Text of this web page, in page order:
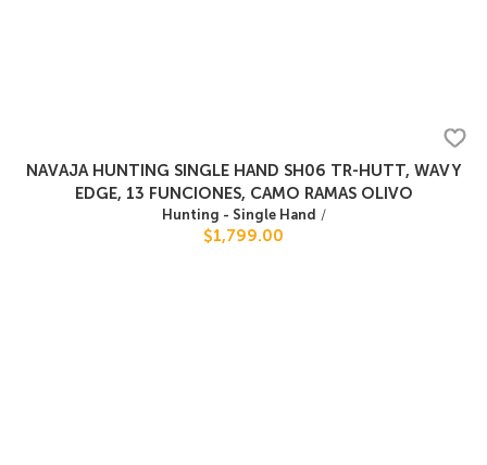
NAVAJA HUNTING SINGLE HAND SH06 TR-HUTT, WAVY
EDGE, 13 FUNCIONES, CAMO RAMAS OLIVO
Hunting - Single Hand /
$1,799.00